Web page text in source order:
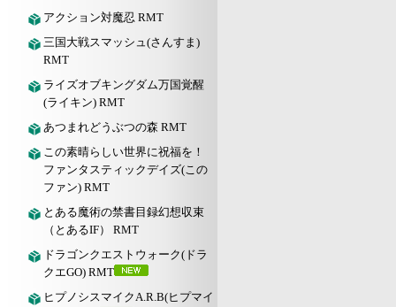
アクション対魔忍 RMT
三国大戦スマッシュ(さんすま)
RMT
ライズオブキングダム万国覚醒
(ライキン) RMT
あつまれどうぶつの森 RMT
この素晴らしい世界に祝福を！
ファンタスティックデイズ(この
ファン) RMT
とある魔術の禁書目録幻想収束
（とあるIF） RMT
ドラゴンクエストウォーク(ドラ
クエGO) RMT
ヒプノシスマイクA.R.B(ヒプマイ